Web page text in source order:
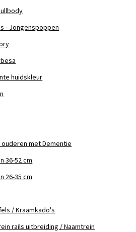
- Jongenspoppen
huidskleur
met Dementie
36-52 cm
26-35 cm
/ Kraamkado's
rails uitbreiding / Naamtrein